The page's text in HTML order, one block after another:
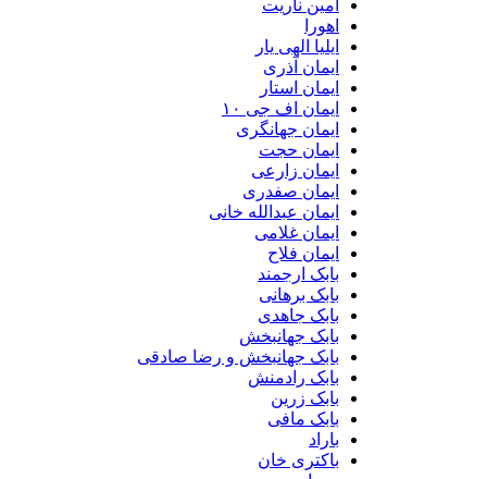
امین ناریت
اهورا
ایلیا الهی یار
ایمان آذری
ایمان استار
ایمان اف جی ۱۰
ایمان جهانگری
ایمان حجت
ایمان زارعی
ایمان صفدری
ایمان عبدالله خانی
ایمان غلامی
ایمان فلاح
بابک ارجمند
بابک برهانی
بابک جاهدی
بابک جهانبخش
بابک جهانبخش و رضا صادقی
بابک رادمنش
بابک زرین
بابک مافی
باراد
باکتری خان